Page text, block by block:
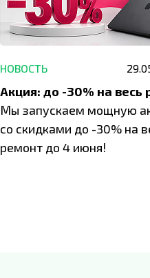
НОВОСТЬ
Мы запускаем мощную
со скидками до -30% на
ремонт до 4 июня!